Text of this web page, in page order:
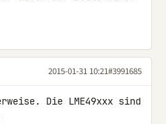
2015-01-31 10:21#3991685
Die LME49xxx sind